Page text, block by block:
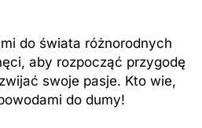
do świata różnorodnych
aby rozpocząć przygodę
swoje pasje. Kto wie,
do dumy!